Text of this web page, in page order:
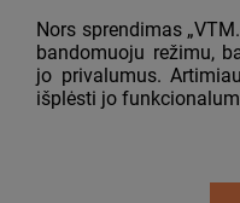
Nors sprendimas
bandomuoju režimu,
jo privalumus.
išplėsti jo